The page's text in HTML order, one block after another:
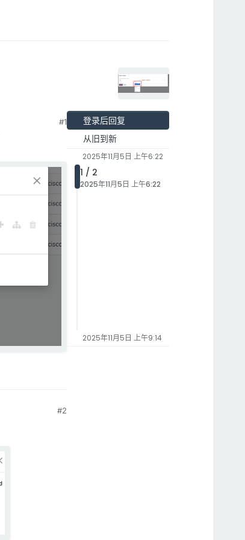
#1
#2
登录后回复
从旧到新
2025年11月5日 上午6:22
1 / 2
2025年11月5日 上午6:22
2025年11月5日 上午9:14